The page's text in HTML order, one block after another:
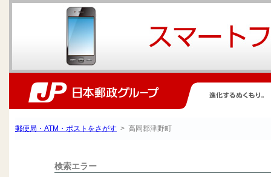
郵便局・ATM・ポストをさがす > 高岡郡津野町
検索エラー